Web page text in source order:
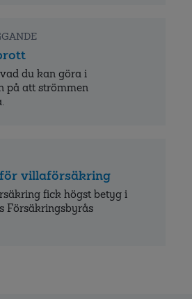
du kan göra i
på att strömmen
villaförsäkring
fick högst betyg i
Försäkringsbyrås